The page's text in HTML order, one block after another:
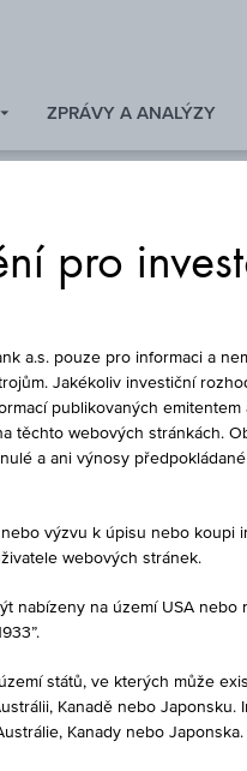
ZPRÁVY A ANALÝZY
-
DIS H
pro
a.s. pouze pro informaci a
Jakékoliv investiční
publikovaných
těchto webových stránkách.
a ani výnosy
výzvu k úpisu nebo koupi
webových stránek.
nabízeny na území USA nebo
států, ve kterých může
Kanadě nebo Japonsku.
Kanady nebo Japonska.